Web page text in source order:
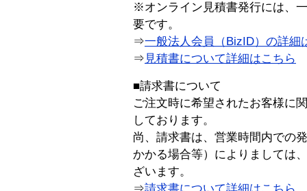
※オンライン見積書発行には、
要です。
⇒一般法人会員（BizID）の詳細
⇒ 見積書について詳細はこちら
■請求書について
ご注文時に希望されたお客様に
しております。
尚、請求書は、営業時間内での
かかる場合等）によりましては
ざいます。